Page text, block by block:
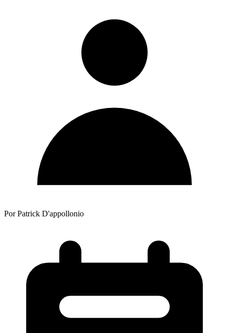
Por Patrick D'appollonio